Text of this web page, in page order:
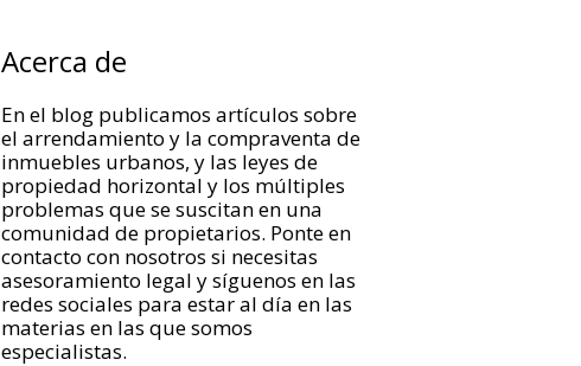
Acerca de
En el blog publicamos artículos sobre
el arrendamiento y la compraventa de
inmuebles urbanos, y las leyes de
propiedad horizontal y los múltiples
problemas que se suscitan en una
comunidad de propietarios. Ponte en
contacto con nosotros si necesitas
asesoramiento legal y síguenos en las
redes sociales para estar al día en las
materias en las que somos
especialistas.